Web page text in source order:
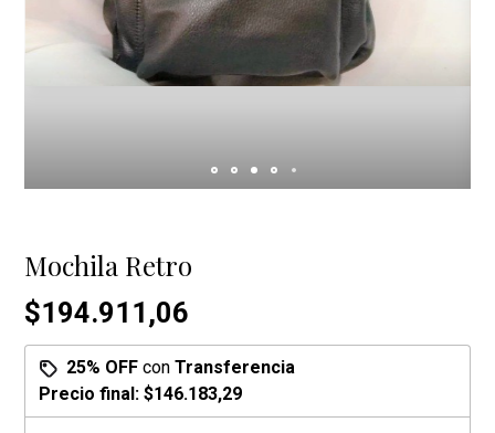
Mochila Retro
$194.911,06
25% OFF conTransferencia
Precio final:$146.183,29